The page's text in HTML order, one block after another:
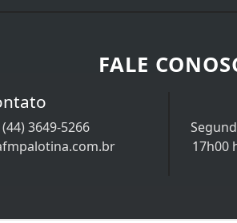
FALE
(44) 3649-5266
17h00